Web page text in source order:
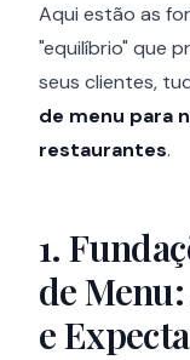
Aqui estão as
"equilíbrio" que
seus clientes,
de menu para
restaurantes.
1.
de
e